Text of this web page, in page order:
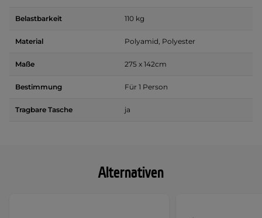
Alternativen
Belastbarkeit 110 kg
Material Polyamid, Polyester
Maße 275 x 142cm
Bestimmung Für 1 Person
Tragbare Tasche ja